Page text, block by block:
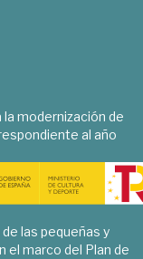
la modernización de
al año
las pequeñas y
el marco del Plan de